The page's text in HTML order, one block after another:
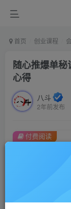
首页 创业课程
随心推爆单
心得
八斗
2年前发布
此内容为付费阅
会员免费
付费阅读